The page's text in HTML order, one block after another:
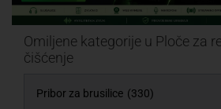
Omiljene kategorije u Ploče za
čišćenje
Pribor za brusilice (330)